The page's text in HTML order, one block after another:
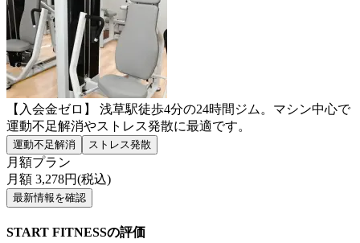
【入会金ゼロ】 浅草駅徒歩4分の24時間ジム。マシン中心で
運動不足解消やストレス発散に最適です。
運動不足解消 ストレス発散
月額プラン
月額 3,278円(税込)
最新情報を確認
START FITNESSの評価